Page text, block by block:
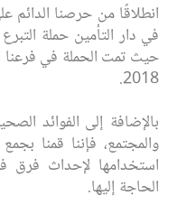
انطلاقًا من حرصنا الدائم
في دار التأمين حملة
2018.
بالإضافة إلى الفوائد
استخدامها لإحداث
الحاجة إليها.